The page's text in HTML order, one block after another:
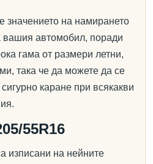
значението на намирането
вашия автомобил, поради
гама от размери летни,
така че да можете да се
каране при всякакви
55R16
изписани на нейните